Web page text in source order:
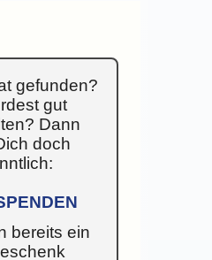
gefunden?
gut
Dann
doch
bereits ein